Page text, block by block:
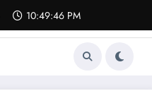
10:49:47 PM